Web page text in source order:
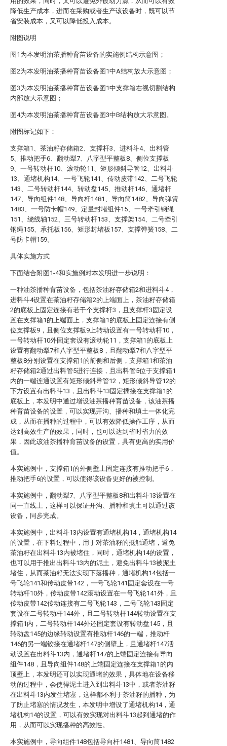
降低生产成本，进而在采购或者生产该设备时，既可以节
省安装成本，又可以降低投入成本。
附图说明
图1为本发明油茶播种育苗设备的实施例结构示意图；
图2为本发明油茶播种育苗设备图1中A结构放大示意图；
图3为本发明油茶播种育苗设备图1中支撑箱右视切割结构
内部放大示意图；
图4为本发明油茶播种育苗设备图3中B结构放大示意图。
附图标记如下：
支撑箱1、茶油籽存储箱2、支撑杆3、进料斗4、出料管
5、推动把手6、翻动犁7、八字型平整板8、侧位支撑板
9、一号转动杆10、滚动轮11、矩形倾斜导管12、出料斗
13、通堵机构14、一号飞轮141、传动皮带142、二号飞轮
143、二号转动杆144、转动盘145、推动杆146、通堵杆
147、导向组件148、导向杆1481、导向筒1482、导向弹簧
1483、一号防卡帽149、定量封堵组件15、一号牵引钢绳
151、绕线轴152、三号转动杆153、支撑架154、二号牵引
钢绳155、承托板156、矩形封堵板157、支撑弹簧158、二
号防卡帽159。
具体实施方式
下面结合附图1-4和实施例对本发明进一步说明：
一种油茶播种育苗设备，包括茶油籽存储箱2和进料斗4，
进料斗4设置在茶油籽存储箱2的上端面上，茶油籽存储箱
2的底板上固定连接有若干个支撑杆3，且支撑杆3固定设
置在支撑箱1的上端面上，支撑箱1的底板上固定连接有侧
位支撑板9，且侧位支撑板9上转动设置有一号转动杆10，
一号转动杆10外固定套设有滚动轮11，支撑箱1的底板上
设置有翻动犁7和八字型平整板8，且翻动犁7和八字型平
整板8分别设置在支撑箱1的前侧和后侧，支撑箱1和茶油
籽存储箱2通过出料管5进行连接，且出料管5位于支撑箱1
内的一端连通设置有矩形倾斜导管12，矩形倾斜导管12的
下方设置有出料斗13，且出料斗13固定插接在支撑箱1的
底板上，本发明中通过增设油茶播种育苗设备，该油茶播
种育苗设备的设置，可以实现开沟、播种和填土一体化完
成，从而在播种的过程中，可以有效降低操作工序，从而
达到高效生产的效果，同时，也可以达到省时省力的效
果，因此该油茶播种育苗设备的设置，具有更高的实用价
值。
本实施例中，支撑箱1的外侧壁上固定连接有推动把手6，
推动把手6的设置，可以使得该设备更好的被控制。
本实施例中，翻动犁7、八字型平整板8和出料斗13设置在
同一直线上，这样可以保证开沟、播种和填土可以通过该
设备，同步完成。
本实施例中，出料斗13内设置有通堵机构14，通堵机构14
的设置，在下料过程中，用于对茶油籽的抵触通堵，避免
茶油籽在出料斗13内被堵住，同时，通堵机构14的设置，
也可以用于推出出料斗13内的泥土，避免出料斗13被泥土
堵住，从而茶油籽无法实现下落播种，通堵机构14包括一
号飞轮141和传动皮带142，一号飞轮141固定套设在一号
转动杆10外，传动皮带142滚动设置在一号飞轮141外，且
传动皮带142传动连接有二号飞轮143，二号飞轮143固定
套设在二号转动杆144外，且二号转动杆144转动设置在支
撑箱1内，二号转动杆144外还固定套设有转动盘145，且
转动盘145的边缘转动设置有推动杆146的一端，推动杆
146的另一端铰接在通堵杆147的侧壁上，且通堵杆147活
动设置在出料斗13内，通堵杆147的上端固定连接有导向
组件148，且导向组件148的上端固定连接在支撑箱1的内
顶壁上，本发明还可以实现通堵的效果，具体地在设备移
动的过程中，会使得泥土进入到出料斗13中，或者茶油籽
在出料斗13内发生堵塞，这样都不利于茶油籽的播种，为
了防止堵塞的情况发生，本发明中增设了通堵机构14，通
堵机构14的设置，可以有效实现对出料斗13起到通堵的作
用，从而可以实现播种的高效性。
本实施例中，导向组件148包括导向杆1481、导向筒1482